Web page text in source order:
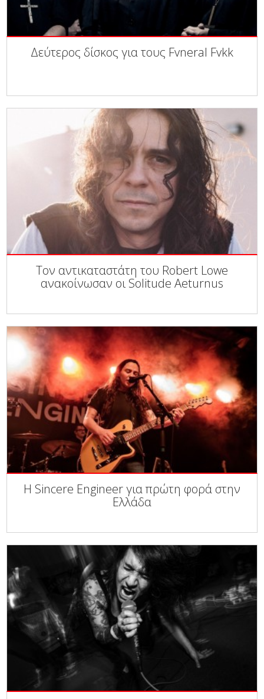
Δεύτερος δίσκος για τους Fvneral Fvkk
Τον αντικαταστάτη του Robert Lowe
ανακοίνωσαν οι Solitude Aeturnus
Η Sincere Engineer για πρώτη φορά στην
Ελλάδα